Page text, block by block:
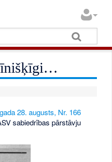
28. augusts, Nr. 166
sabiedrības pārstāvju